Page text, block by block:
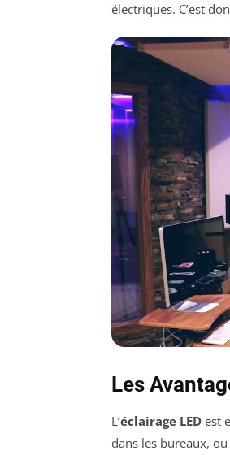
électriques. C’est
Les
L’éclairage LED est
dans les bureaux,